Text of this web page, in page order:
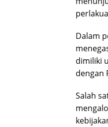
Dalam
dimiliki
dengan
Salah